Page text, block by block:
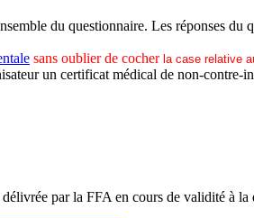
du questionnaire. Les réponses du
sans oublier de cocher la case relative
un certificat médical de non-
délivrée par la FFA en cours de validité à la